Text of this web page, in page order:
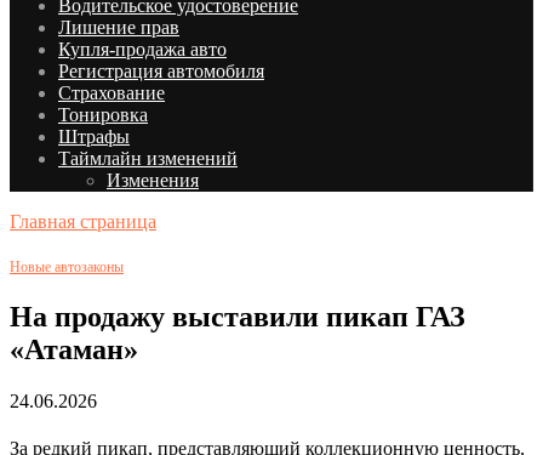
Водительское удостоверение
Лишение прав
Купля-продажа авто
Регистрация автомобиля
Страхование
Тонировка
Штрафы
Таймлайн изменений
Изменения
Главная страница
Новые автозаконы
На продажу выставили пикап ГАЗ
«Атаман»
24.06.2026
За редкий пикап, представляющий коллекционную ценность,